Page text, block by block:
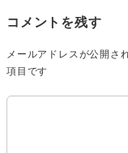
コメントを残す
メールアドレスが公開さ
項目です